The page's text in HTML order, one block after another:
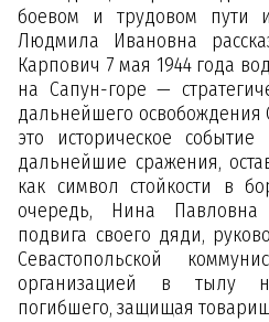
боевом и трудовом пути
Людмила Ивановна
Карпович 7 мая 1944 года
на Сапун-горе —
дальнейшего освобождения
это историческое
дальнейшие сражения,
как символ стойкости в
очередь, Нина Павловна
подвига своего дяди,
Севастопольской
организацией в тылу
погибшего, защищая